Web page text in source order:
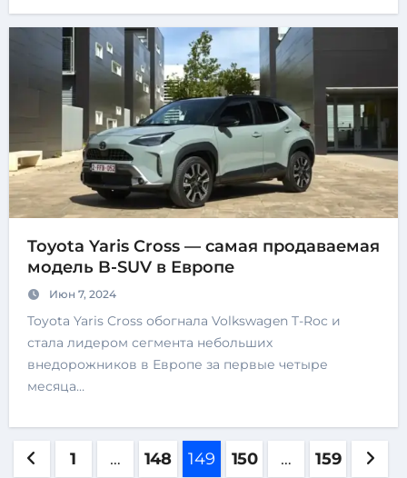
Toyota Yaris Cross — самая продаваемая
модель B-SUV в Европе
Июн 7, 2024
Toyota Yaris Cross обогнала Volkswagen T-Roc и
стала лидером сегмента небольших
внедорожников в Европе за первые четыре
месяца…
1 … 148 149 150 … 159